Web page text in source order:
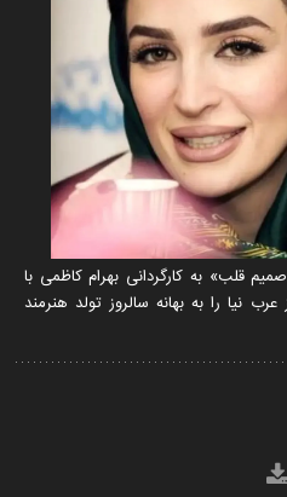
قلب» به کارگردانی بهرام کاظمی با
نیا را به بهانه سالروز تولد هنرمند